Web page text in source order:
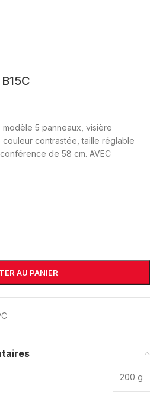
modèle 5 panneaux, visière
contrastée, taille réglable
de 58 cm. AVEC
AU PANIER
200 g